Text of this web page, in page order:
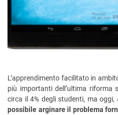
L’apprendimento facilitato in
più importanti dell’ultima riforma
circa il 4% degli studenti, ma
possibile arginare il problema